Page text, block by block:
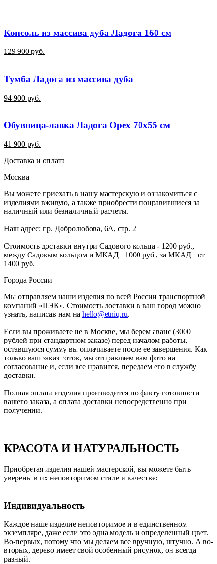
Консоль из массива дуба Ладога 160 см
129 900 руб.
Тумба Ладога из массива дуба
94 900 руб.
Обувница-лавка Ладога Орех 70х55 см
41 900 руб.
Доставка и оплата
Москва
Вы можете приехать в нашу мастерскую и ознакомиться с
изделиями вживую, а также приобрести понравившиеся за
наличный или безналичный расчеты.
Наш адрес: пр. Добролюбова, 6А, стр. 2
Стоимость доставки внутри Садового кольца - 1200 руб.,
между Садовым кольцом и МКАД - 1000 руб., за МКАД - от
1400 руб.
Города России
Мы отправляем наши изделия по всей России транспортной
компаний «ПЭК». Стоимость доставки в ваш город можно
узнать, написав нам на hello@etniq.ru.
Если вы проживаете не в Москве, мы берем аванс (3000
рублей при стандартном заказе) перед началом работы,
оставшуюся сумму вы оплачиваете после ее завершения. Как
только ваш заказ готов, мы отправляем вам фото на
согласование и, если все нравится, передаем его в службу
доставки.
Полная оплата изделия производится по факту готовности
вашего заказа, а оплата доставки непосредственно при
получении.
КРАСОТА И НАТУРАЛЬНОСТЬ
Приобретая изделия нашей мастерской, вы можете быть
уверены в их неповторимом стиле и качестве:
Индивидуальность
Каждое наше изделие неповторимое и в единственном
экземпляре, даже если это одна модель и определенный цвет.
Во-первых, потому что мы делаем все вручную, штучно. А во-
вторых, дерево имеет свой особенный рисунок, он всегда
разный.